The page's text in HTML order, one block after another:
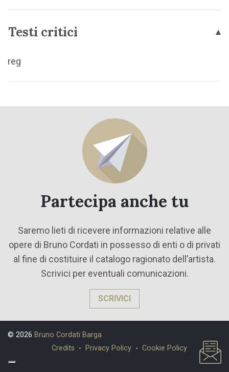
Testi critici
reg
Partecipa anche tu
Saremo lieti di ricevere informazioni relative alle
opere di Bruno Cordati in possesso di enti o di privati
al fine di costituire il catalogo ragionato dell’artista.
Scrivici per eventuali comunicazioni.
SCRIVICI
© 2026 Bruno Cordati Barga
Credits - Privacy Policy - Cookie Policy